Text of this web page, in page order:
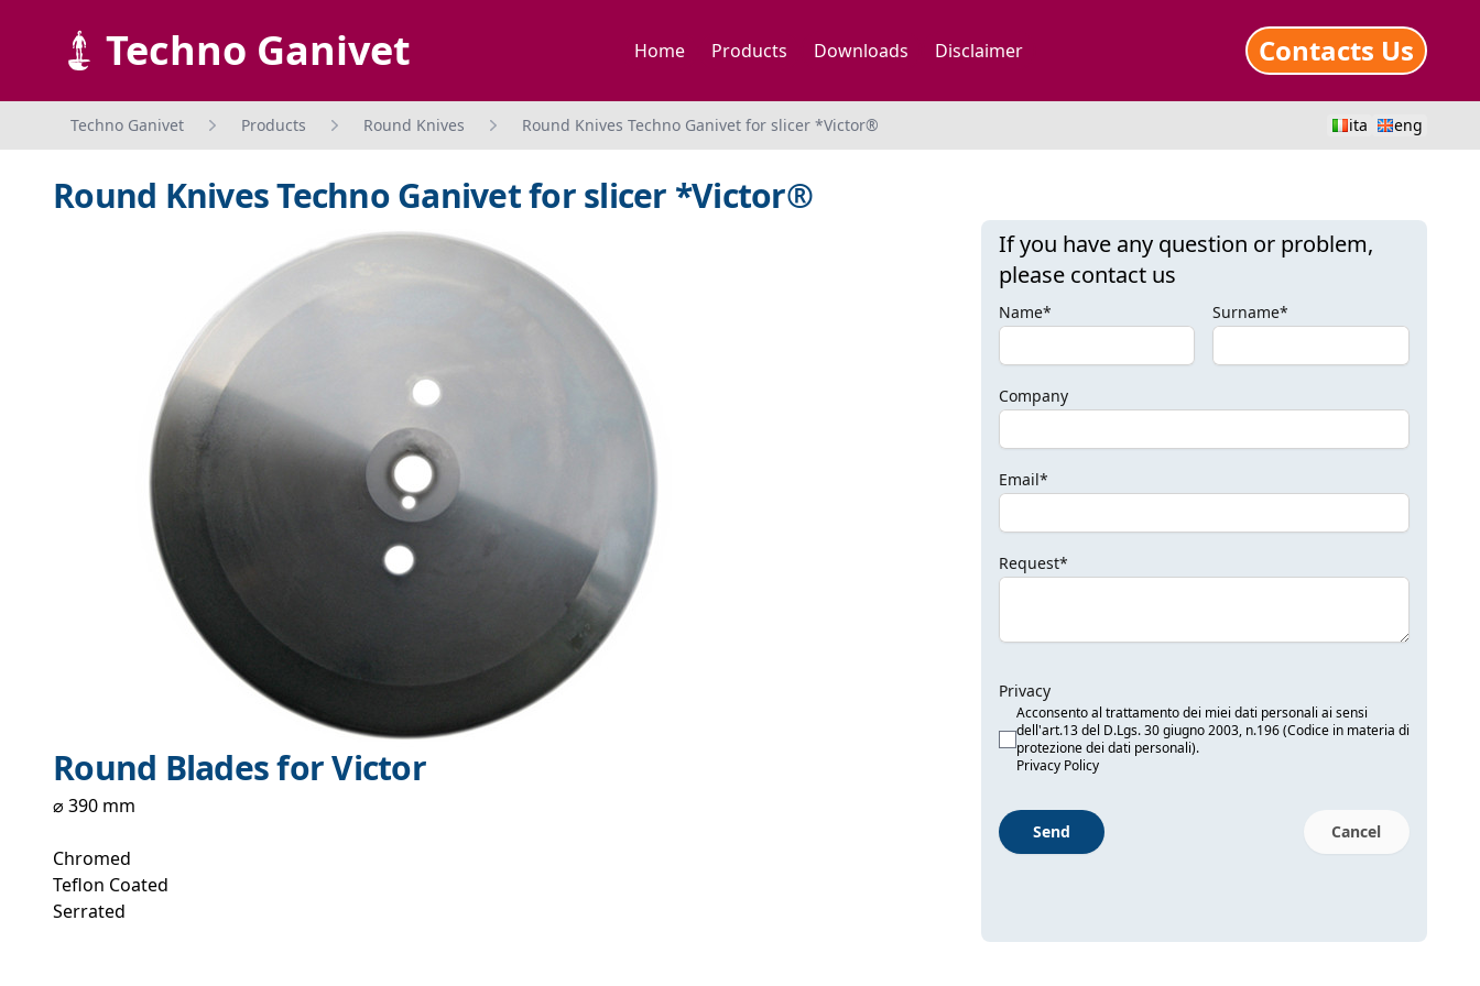
Techno Ganivet Home Products Downloads Disclaimer Contacts Us
Techno Ganivet Products Round Knives Round Knives Techno Ganivet for slicer *Victor® ita eng
Round Knives Techno Ganivet for slicer *Victor®
Round Blades for Victor
⌀ 390 mm
Chromed
Teflon Coated
Serrated
If you have any question or problem,
please contact us
Name* Surname*
Company
Email*
Request*
Privacy
Acconsento al trattamento dei miei dati personali ai sensi
dell'art.13 del D.Lgs. 30 giugno 2003, n.196 (Codice in materia di
protezione dei dati personali).
Privacy Policy
Send Cancel